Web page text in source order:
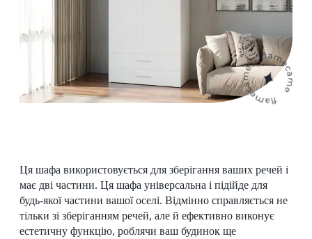
Ця шафа використовується для зберігання ваших речей і
має дві частини. Ця шафа універсальна і підійде для
будь-якої частини вашої оселі. Відмінно справляється не
тільки зі зберіганням речей, але й ефективно виконує
естетичну функцію, роблячи ваш будинок ще